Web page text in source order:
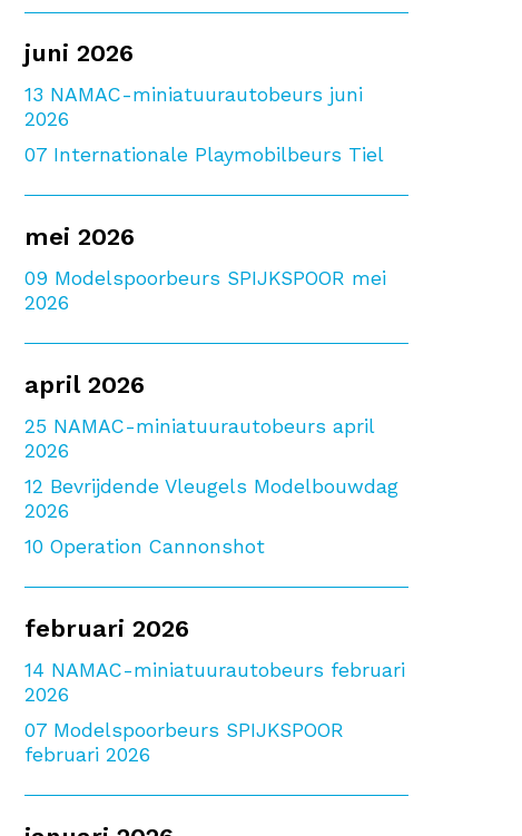
juni 2026
13 NAMAC-miniatuurautobeurs juni
2026
07 Internationale Playmobilbeurs Tiel
mei 2026
09 Modelspoorbeurs SPIJKSPOOR mei
2026
april 2026
25 NAMAC-miniatuurautobeurs april
2026
12 Bevrijdende Vleugels Modelbouwdag
2026
10 Operation Cannonshot
februari 2026
14 NAMAC-miniatuurautobeurs februari
2026
07 Modelspoorbeurs SPIJKSPOOR
februari 2026